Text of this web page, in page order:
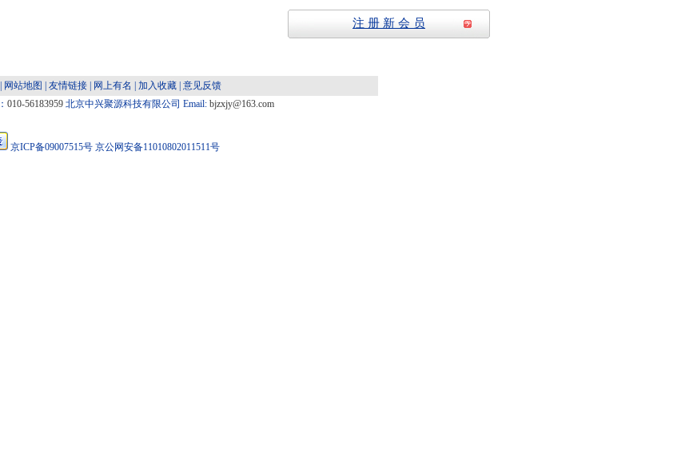
注 册 新 会 员
网站地图 友情链接| 网上有名 加入收藏| 意见反馈
010-56183959北京中兴聚源科技有限公司 Email: bjzxjy@163.com
京ICP备09007515号 京公网安备11010802011511号